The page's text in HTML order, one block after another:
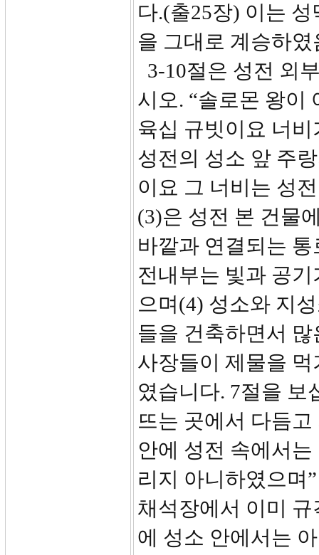
다.(출25장) 이는
을 그대로 계승하
3-10절은 성전 외
시오. “솔로몬 왕이
육십 규빗이요 너
성전의 성소 앞 주
이요 그 너비는 성
(3)은 성전 본 건물
바깥과 연결되는
전내부는 빛과 공
으며(4) 성소와 지
들을 건축하면서
사장들이 제물을
였습니다. 7절을 보
뜨는 곳에서 다듬
안에 성전 속에서
리지 아니하였으며
채석장에서 이미
에 성소 안에서는